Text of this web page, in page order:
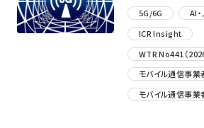
5G/6G
AI
ICR Insight
WTR No441（
モバイル通信事業
モバイル通信事業